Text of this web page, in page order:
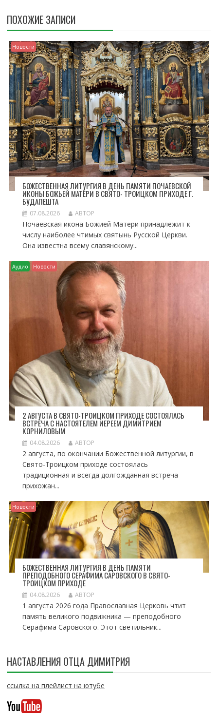
И
Я
П
О
З
А
П
И
С
Я
М
ПОХОЖИЕ ЗАПИСИ
Новости
БОЖЕСТВЕННАЯ ЛИТУРГИЯ В ДЕНЬ ПАМЯТИ ПОЧАЕВСКОЙ
ИКОНЫ БОЖЬЕЙ МАТЕРИ В СВЯТО- ТРОИЦКОМ ПРИХОДЕ Г.
БУДАПЕШТА
07.08.2026 АВТОР
Почаевская икона Божией Матери принадлежит к
числу наиболее чтимых святынь Русской Церкви.
Она известна всему славянскому...
Аудио Новости
2 АВГУСТА В СВЯТО-ТРОИЦКОМ ПРИХОДЕ СОСТОЯЛАСЬ
ВСТРЕЧА С НАСТОЯТЕЛЕМ ИЕРЕЕМ ДИМИТРИЕМ
КОРНИЛОВЫМ
04.08.2026 АВТОР
2 августа, по окончании Божественной литургии, в
Свято-Троицком приходе состоялась
традиционная и всегда долгожданная встреча
прихожан...
Новости
БОЖЕСТВЕННАЯ ЛИТУРГИЯ В ДЕНЬ ПАМЯТИ
ПРЕПОДОБНОГО СЕРАФИМА САРОВСКОГО В СВЯТО-
ТРОИЦКОМ ПРИХОДЕ
04.08.2026 АВТОР
1 августа 2026 года Православная Церковь чтит
память великого подвижника — преподобного
Серафима Саровского. Этот светильник...
НАСТАВЛЕНИЯ ОТЦА ДИМИТРИЯ
ссылка на плейлист на ютубе